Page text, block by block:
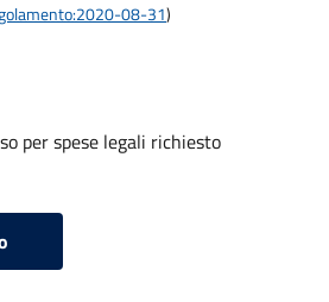
08-31)
per spese legali richiesto